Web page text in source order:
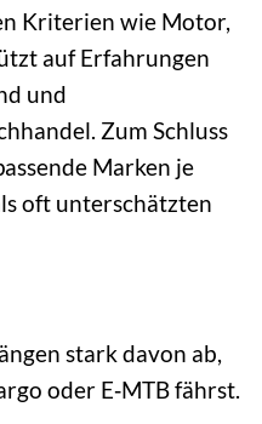
Kriterien wie Motor,
auf Erfahrungen
und
Zum Schluss
Marken je
oft unterschätzten
stark davon ab,
oder E‑MTB fährst.